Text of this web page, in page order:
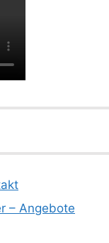
– Angebote